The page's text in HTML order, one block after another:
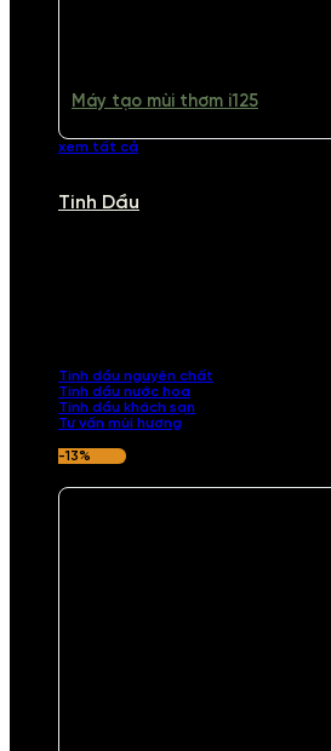
Máy tạo mùi thơm i125
xem tất cả
Tinh Dầu
Tinh dầu nguyên chất
Tinh dầu nước hoa
Tinh dầu khách sạn
Tư vấn mùi hương
-13%